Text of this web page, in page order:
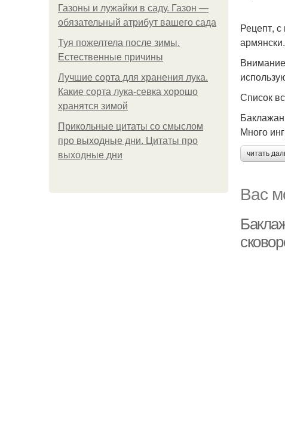
Газоны и лужайки в саду. Газон —
обязательный атрибут вашего сада
Туя пожелтела после зимы.
Естественные причины
Лучшие сорта для хранения лука.
Какие сорта лука-севка хорошо
хранятся зимой
Прикольные цитаты со смыслом
про выходные дни. Цитаты про
выходные дни
Рецепт,
Список
Много
читать
Вас